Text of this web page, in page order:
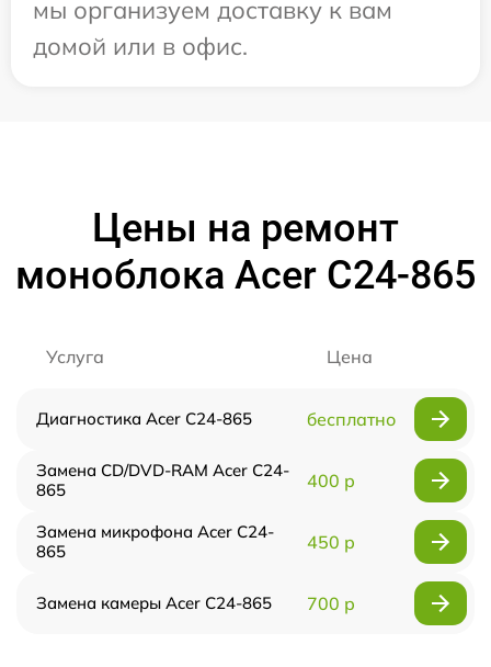
мы организуем доставку к вам
домой или в офис.
Цены на ремонт
моноблока Acer C24-865
Услуга Цена
Диагностика Acer C24-865 бесплатно
Замена CD/DVD-RAM Acer C24-
865
400 р
Замена микрофона Acer C24-
865
450 р
Замена камеры Acer C24-865 700 р